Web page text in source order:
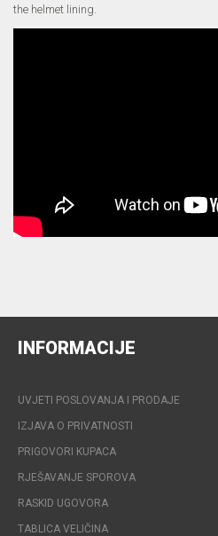
the helmet lining.
INFORMACIJE
UVJETI POSLOVANJA I PRODAJE
IZJAVA O PRIVATNOSTI
PRIGOVORI KUPACA
RJEŠAVANJE SPOROVA
RASKID UGOVORA
TABLICA VELIČINA